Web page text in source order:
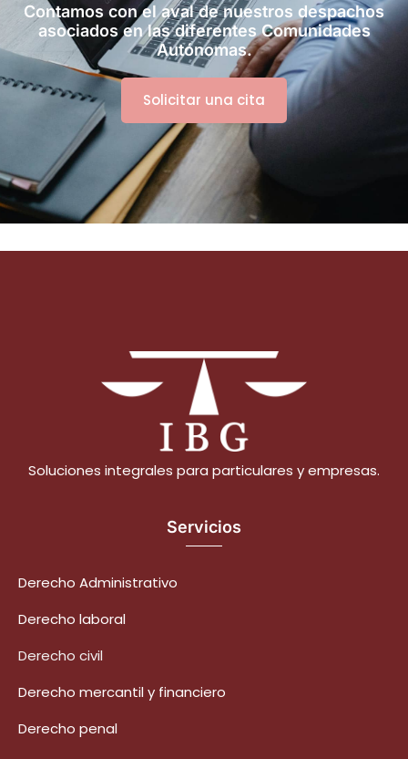
Contamos con el aval de nuestros despachos
asociados en las diferentes Comunidades
Autónomas.
Solicitar una cita
Soluciones integrales para particulares y empresas.
Servicios
Derecho Administrativo
Derecho laboral
Derecho civil
Derecho mercantil y financiero
Derecho penal